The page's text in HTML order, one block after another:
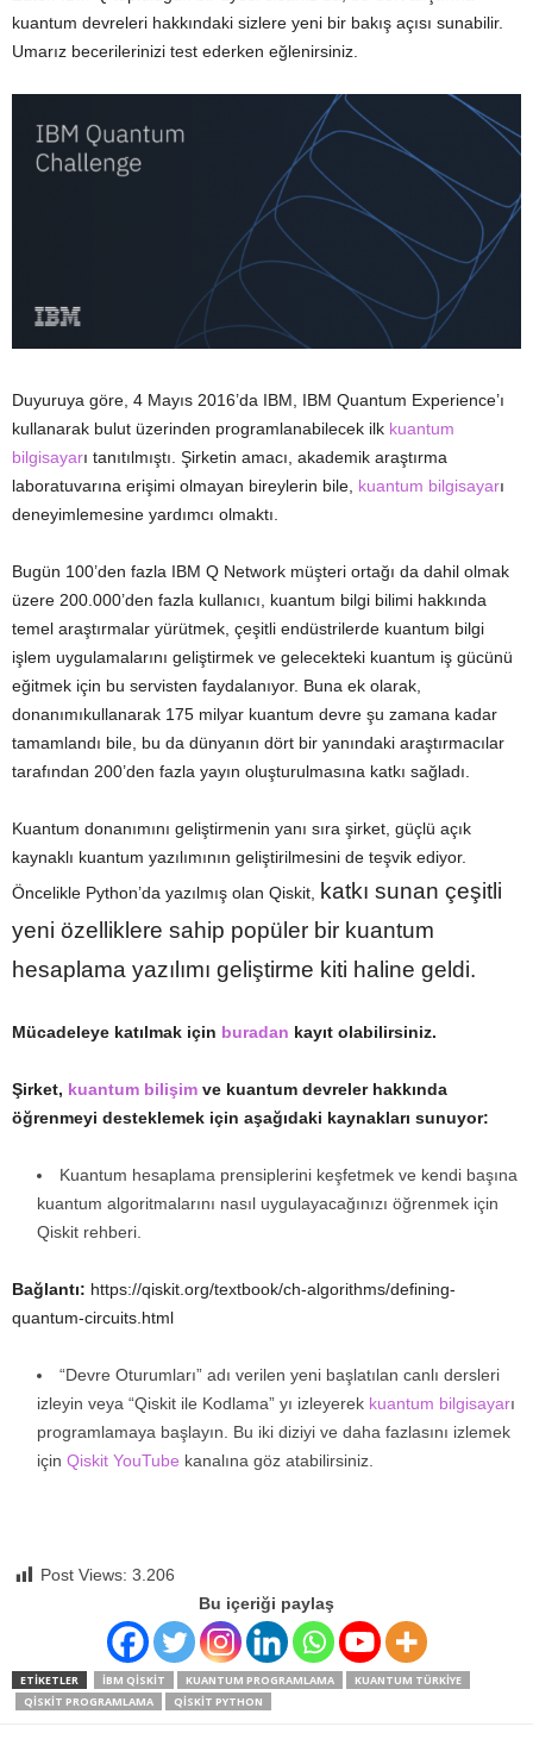
kuantum devreleri hakkındaki sizlere yeni bir bakış açısı sunabilir.
Umarız becerilerinizi test ederken eğlenirsiniz.
Duyuruya göre, 4 Mayıs 2016’da IBM, IBM Quantum Experience’ı
kullanarak bulut üzerinden programlanabilecek ilk kuantum
bilgisayarı tanıtılmıştı. Şirketin amacı, akademik araştırma
laboratuvarına erişimi olmayan bireylerin bile, kuantum bilgisayarı
deneyimlemesine yardımcı olmaktı.
Bugün 100’den fazla IBM Q Network müşteri ortağı da dahil olmak
üzere 200.000’den fazla kullanıcı, kuantum bilgi bilimi hakkında
temel araştırmalar yürütmek, çeşitli endüstrilerde kuantum bilgi
işlem uygulamalarını geliştirmek ve gelecekteki kuantum iş gücünü
eğitmek için bu servisten faydalanıyor. Buna ek olarak,
donanımıkullanarak 175 milyar kuantum devre şu zamana kadar
tamamlandı bile, bu da dünyanın dört bir yanındaki araştırmacılar
tarafından 200’den fazla yayın oluşturulmasına katkı sağladı.
Kuantum donanımını geliştirmenin yanı sıra şirket, güçlü açık
kaynaklı kuantum yazılımının geliştirilmesini de teşvik ediyor.
Öncelikle Python’da yazılmış olan Qiskit, katkı sunan çeşitli
yeni özelliklere sahip popüler bir kuantum
hesaplama yazılımı geliştirme kiti haline geldi.
Mücadeleye katılmak için buradan kayıt olabilirsiniz.
Şirket, kuantum bilişim ve kuantum devreler hakkında
öğrenmeyi desteklemek için aşağıdaki kaynakları sunuyor:
Kuantum hesaplama prensiplerini keşfetmek ve kendi başına
kuantum algoritmalarını nasıl uygulayacağınızı öğrenmek için
Qiskit rehberi.
Bağlantı: https://qiskit.org/textbook/ch-algorithms/defining-
quantum-circuits.html
“Devre Oturumları” adı verilen yeni başlatılan canlı dersleri
izleyin veya “Qiskit ile Kodlama” yı izleyerek kuantum bilgisayarı
programlamaya başlayın. Bu iki diziyi ve daha fazlasını izlemek
için Qiskit YouTube kanalına göz atabilirsiniz.
Post Views: 3.206
Bu içeriği paylaş
ETIKETLER IBM QISKIT KUANTUM PROGRAMLAMA
KUANTUM TÜRKIYE
QISKIT PROGRAMLAMA
QISKIT PYTHON